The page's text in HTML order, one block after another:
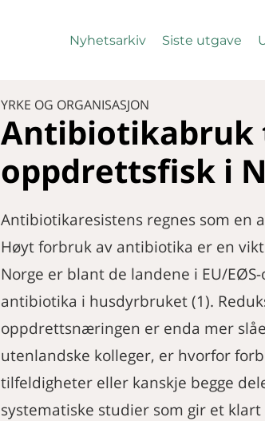
Nyhetsarkiv Siste utgave
YRKE OG ORGANISASJON
Antibiotikabruk
oppdrettsfisk i
Antibiotikaresistens regnes som en
Høyt forbruk av antibiotika er en
Norge er blant de landene i EU/
antibiotika i husdyrbruket (1).
oppdrettsnæringen er enda mer
utenlandske kolleger, er hvorfor
tilfeldigheter eller kanskje begge
systematiske studier som gir et